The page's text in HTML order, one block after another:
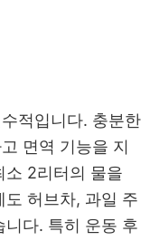
적입니다. 충분한
면역 기능을 지
소 2리터의 물을
허브차, 과일 주
다. 특히 운동 후